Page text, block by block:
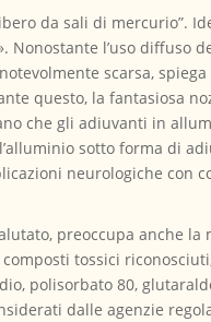
da sali di mercurio”.
Nonostante l’uso diffuso
scarsa, spiega
questo, la fantasiosa
che gli adiuvanti in
sotto forma di
neurologiche con
preoccupa anche la
tossici
polisorbato 80,
dalle agenzie